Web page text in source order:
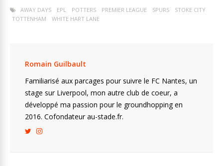
AWAY DAYS EPL POTTERS PREMIER LEAGUE SPURS
STOKE CITY
TOTTENHAM
WHITE HART LANE
Romain Guilbault
Familiarisé aux parcages pour suivre le FC Nantes, un
stage sur Liverpool, mon autre club de coeur, a
développé ma passion pour le groundhopping en
2016. Cofondateur au-stade.fr.